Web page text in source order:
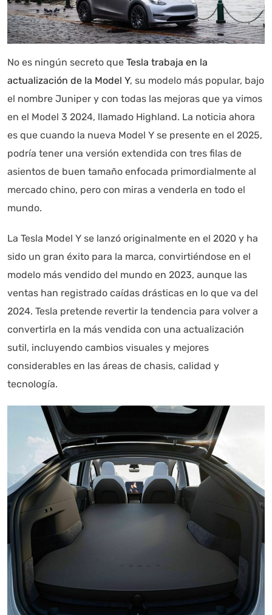
No es ningún secreto que Tesla trabaja en la
actualización de la Model Y, su modelo más popular, bajo
el nombre Juniper y con todas las mejoras que ya vimos
en el Model 3 2024, llamado Highland. La noticia ahora
es que cuando la nueva Model Y se presente en el 2025,
podría tener una versión extendida con tres filas de
asientos de buen tamaño enfocada primordialmente al
mercado chino, pero con miras a venderla en todo el
mundo.
La Tesla Model Y se lanzó originalmente en el 2020 y ha
sido un gran éxito para la marca, convirtiéndose en el
modelo más vendido del mundo en 2023, aunque las
ventas han registrado caídas drásticas en lo que va del
2024. Tesla pretende revertir la tendencia para volver a
convertirla en la más vendida con una actualización
sutil, incluyendo cambios visuales y mejores
considerables en las áreas de chasis, calidad y
tecnología.
Estoy aquí para encontrar lo que necesitas. ¿Qué estás
buscando? "Este asistente con IA (OpenAI) ofrece
información referencial que puede contener errores.
Asistente con IA en desarrollo. Autoanalítica optimiza